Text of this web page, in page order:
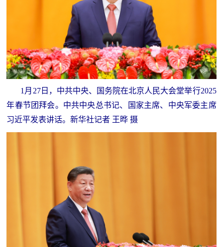
兵
兵
国
防
动
员
国
防
动
人
空
人
民
防
空
国
防
1月27日，中共中央、国务院在北京人民大会堂举行2025
年春节团拜会。中共中央总书记、国家主席、中央军委主席
习近平发表讲话。新华社记者 王晔 摄